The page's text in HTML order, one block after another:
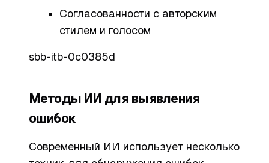
Согласованности с авторским
стилем и голосом
sbb-itb-0c0385d
Методы ИИ для выявления
ошибок
Современный ИИ использует несколько